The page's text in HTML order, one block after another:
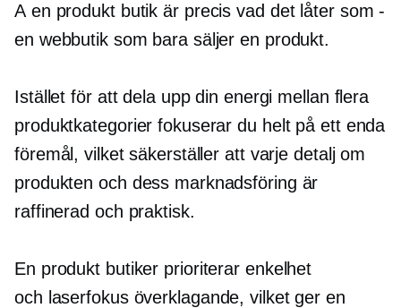
A en produktbutik är precis vad det låter som -
en webbutik som bara säljer en produkt.
Istället för att dela upp din energi mellan flera
produktkategorier fokuserar du helt på ett enda
föremål, vilket säkerställer att varje detalj om
produkten och dess marknadsföring är
raffinerad och praktisk.
En produkt butiker prioriterar enkelhet
och laserfokusöverklagande, vilket ger en